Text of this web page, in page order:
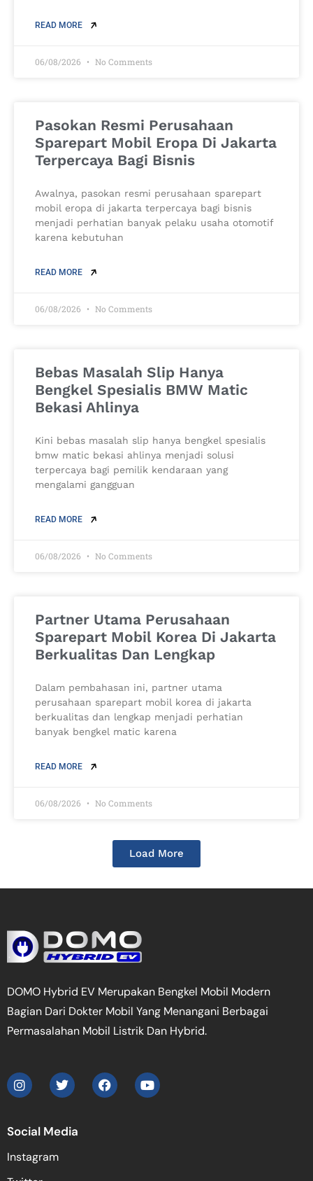
READ MORE
06/08/2026 No Comments
Pasokan Resmi Perusahaan
Sparepart Mobil Eropa Di Jakarta
Terpercaya Bagi Bisnis
Awalnya, pasokan resmi perusahaan sparepart
mobil eropa di jakarta terpercaya bagi bisnis
menjadi perhatian banyak pelaku usaha otomotif
karena kebutuhan
READ MORE
06/08/2026 No Comments
Bebas Masalah Slip Hanya
Bengkel Spesialis BMW Matic
Bekasi Ahlinya
Kini bebas masalah slip hanya bengkel spesialis
bmw matic bekasi ahlinya menjadi solusi
terpercaya bagi pemilik kendaraan yang
mengalami gangguan
READ MORE
06/08/2026 No Comments
Partner Utama Perusahaan
Sparepart Mobil Korea Di Jakarta
Berkualitas Dan Lengkap
Dalam pembahasan ini, partner utama
perusahaan sparepart mobil korea di jakarta
berkualitas dan lengkap menjadi perhatian
banyak bengkel matic karena
READ MORE
06/08/2026 No Comments
Load More
DOMO Hybrid EV Merupakan Bengkel Mobil Modern
Bagian Dari Dokter Mobil Yang Menangani Berbagai
Permasalahan Mobil Listrik Dan Hybrid.
Social Media
Instagram